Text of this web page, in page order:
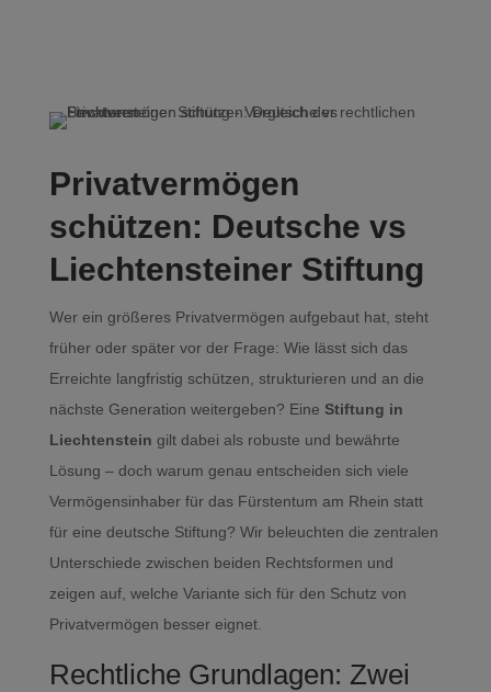
Privatvermögen
schützen: Deutsche vs
Liechtensteiner Stiftung
Wer ein größeres Privatvermögen aufgebaut hat, steht
früher oder später vor der Frage: Wie lässt sich das
Erreichte langfristig schützen, strukturieren und an die
nächste Generation weitergeben? Eine Stiftung in
Liechtenstein gilt dabei als robuste und bewährte
Lösung – doch warum genau entscheiden sich viele
Vermögensinhaber für das Fürstentum am Rhein statt
für eine deutsche Stiftung? Wir beleuchten die zentralen
Unterschiede zwischen beiden Rechtsformen und
zeigen auf, welche Variante sich für den Schutz von
Privatvermögen besser eignet.
Rechtliche Grundlagen: Zwei